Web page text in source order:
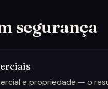
segurança
e propriedade — o